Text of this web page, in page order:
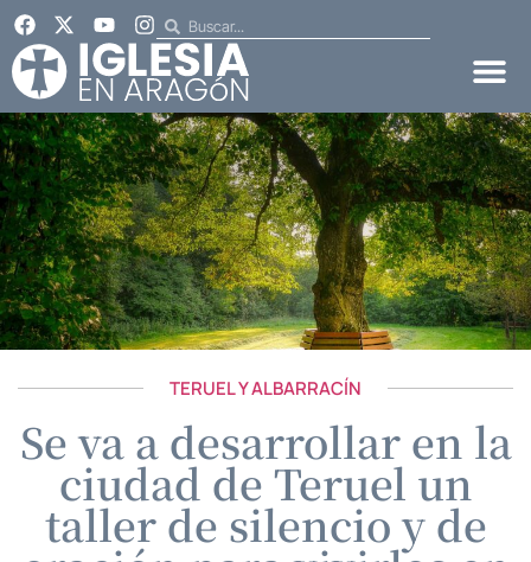
TERUEL Y ALBARRACÍN
Se va a desarrollar en la
ciudad de Teruel un
taller de silencio y de